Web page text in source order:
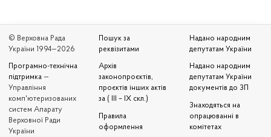
© Верховна Рада
України 1994—2026
Програмно-технічна
підтримка —
Управління
комп'ютеризованих
систем Апарату
Верховної Ради
України
Пошук за
реквізитами
Архів
законопроєктів,
проєктів інших актів
за ( III – IX скл.)
Правила
оформлення
Надано народним
депутатам України
Надано народним
депутатам України
документів до ЗП
Знаходяться на
опрацюванні в
комітетах